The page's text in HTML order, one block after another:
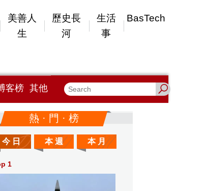
美善人
生
歷史長
河
生活
事
BasTech
客榜 其他
熱 · 門 · 榜
今 日 本 週 本 月
1